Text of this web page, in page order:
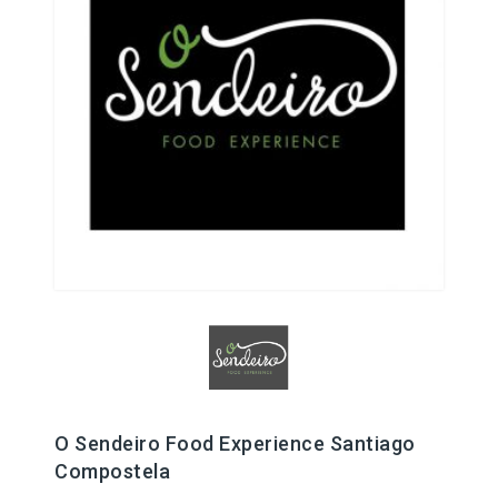
O Sendeiro Food Experience Santiago
Compostela